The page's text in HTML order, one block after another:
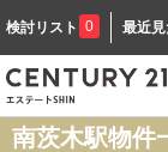
検討リスト 0 最近
南茨木駅物件